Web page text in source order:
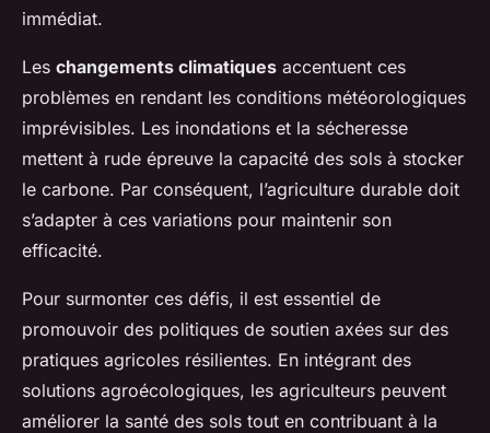
immédiat.
Les changements climatiques accentuent ces
problèmes en rendant les conditions météorologiques
imprévisibles. Les inondations et la sécheresse
mettent à rude épreuve la capacité des sols à stocker
le carbone. Par conséquent, l’agriculture durable doit
s’adapter à ces variations pour maintenir son
efficacité.
Pour surmonter ces défis, il est essentiel de
promouvoir des politiques de soutien axées sur des
pratiques agricoles résilientes. En intégrant des
solutions agroécologiques, les agriculteurs peuvent
améliorer la santé des sols tout en contribuant à la